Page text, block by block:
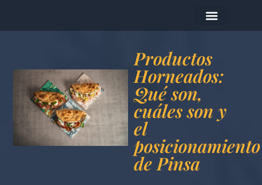
Productos
Horneados:
Qué son,
cuáles son y
el
posicionamiento
de Pinsa